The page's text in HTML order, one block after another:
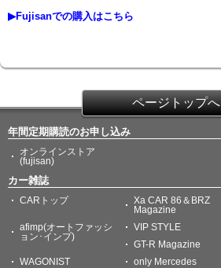
▶Fujisanでの購入はこちら
ページトップへ
年間定期購読のお申し込み
オンラインストア
(fujisan)
カー雑誌
CARトップ
Xa CAR 86＆BRZ
Magazine
afimp(オートファッシ
ョン･インプ)
VIP STYLE
GT-R Magazine
WAGONIST
only Mercedes